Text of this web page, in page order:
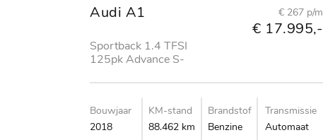
Audi A1
Sportback 1.4 TFSI
125pk Advance S-
€ 267 p/m
€ 17.995,-
Bouwjaar
2018
KM-stand
88.462 km
Brandstof
Benzine
Transmissie
Automaat